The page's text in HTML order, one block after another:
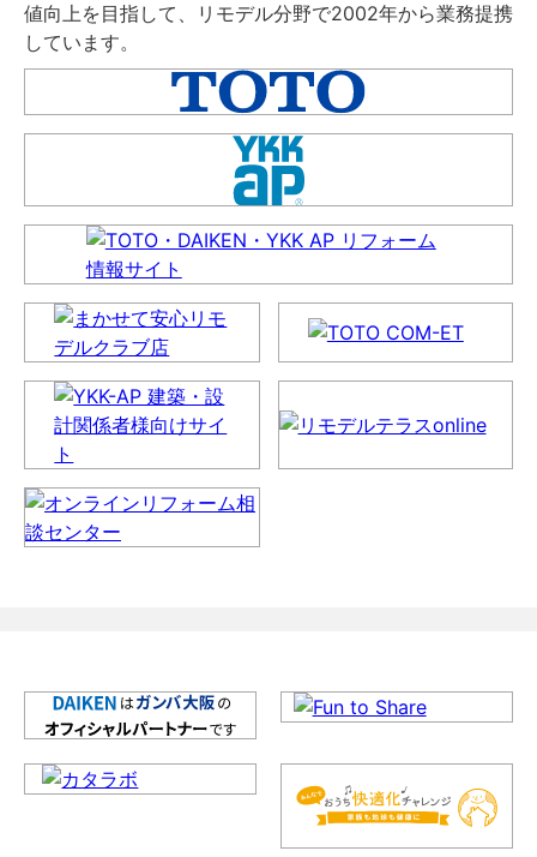
値向上を目指して、リモデル分野で2002年から業務提携
しています。